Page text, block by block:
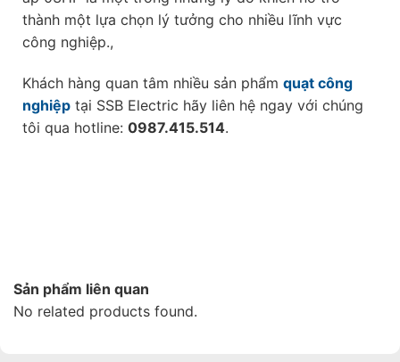
thành một lựa chọn lý tưởng cho nhiều lĩnh vực
công nghiệp.,
Khách hàng quan tâm nhiều sản phẩm quạt công
nghiệp tại SSB Electric hãy liên hệ ngay với chúng
tôi qua hotline: 0987.415.514.
Sản phẩm liên quan
No related products found.